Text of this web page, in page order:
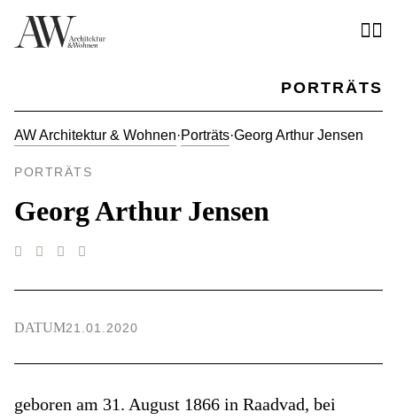
PORTRÄTS
AW Architektur & Wohnen·Porträts·Georg Arthur Jensen
PORTRÄTS
Georg Arthur Jensen
DATUM21.01.2020
geboren am 31. August 1866 in Raadvad, bei